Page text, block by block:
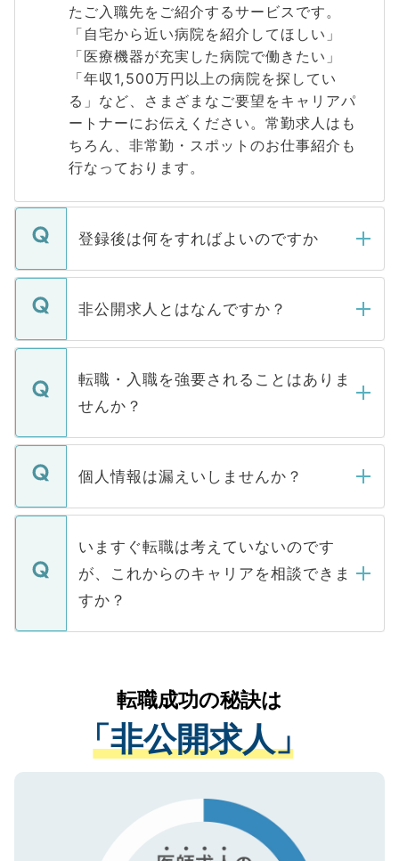
たご入職先をご紹介するサービスです。
「自宅から近い病院を紹介してほしい」
「医療機器が充実した病院で働きたい」
「年収1,500万円以上の病院を探してい
る」など、さまざまなご要望をキャリアパ
ートナーにお伝えください。常勤求人はも
ちろん、非常勤・スポットのお仕事紹介も
行なっております。
登録後は何をすればよいのですか
ご登録いただきましたら、弊社担当者がご
登録内容を確認し、その後メールもしくは
ます。通常、5営業日以内にはご連絡をせて
いただきますので、しばらくお待ちくださ
非公開求人とはなんですか？
マイナビDOCTORで取り扱っている求人の
うち約3割は、Webサイトからご覧いただ
けない「非公開求人」です。非公開求人は
下記の理由によって、一般には公開してい
ません。
■応募殺到を避けるため 人気のある医療機
関を公にしてしまうと、応募が殺到する場
に、医療機関が求める条件に合った人材の
みを人材紹介会社に依頼するケースが増え
ています。
転職・入職を強要されることはありま
せんか？
転職・入職を強要することは一切ありませ
ん。また、仮に応募先から内定をいただい
定を承諾する必要はありません。内定先へ
の辞退の連絡はキャリアパートナーが行い
個人情報は漏えいしませんか？
個人情報が漏えいすることはありませんの
で、ご安心ください。当サイトからの登録
などで収集したご登録者様の個人情報は、
ご本人のキャリアアップおよび転職活動の
支援を目的に使用いたします。お預かりし
ているすべての個人データはご本人の許可
は、個人情報の取り扱いについての厳密な
管理基準を満たした事業者のみに付与され
る、プライバシーマークを取得済みです。
で、機密保持に関してもご安心ください。
いますぐ転職は考えていないのです
が、これからのキャリアを相談できま
すか？
かがいして、現在の医療機関の状況や紹介
経験をまじえながら、適切なアドバイスを
させていただきます。すぐにご転職をされ
ない方には、長期的なサポートが可能です
ので、まずはご登録ください。
転職成功の秘訣は
「非公開求人」